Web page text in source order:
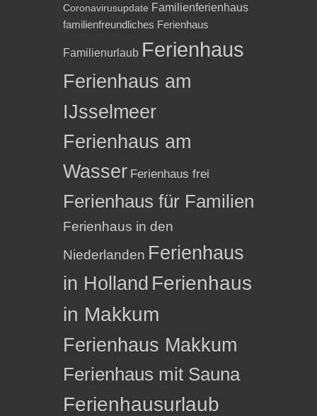
Coronavirusupdate Familienferienhaus
familienfreundliches Ferienhaus
Familienurlaub Ferienhaus
Ferienhaus am
IJsselmeer
Ferienhaus am
Wasser Ferienhaus frei
Ferienhaus für Familien
Ferienhaus in den
Niederlanden Ferienhaus
in Holland Ferienhaus
in Makkum
Ferienhaus Makkum
Ferienhaus mit Sauna
Ferienhausurlaub